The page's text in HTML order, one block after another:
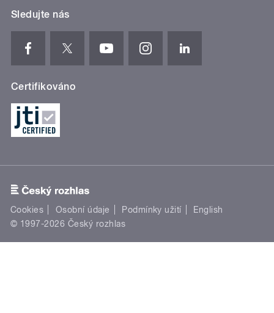
Sledujte nás
Certifikováno
Cookies Osobní údaje Podmínky užití
English
© 1997-2026 Český rozhlas